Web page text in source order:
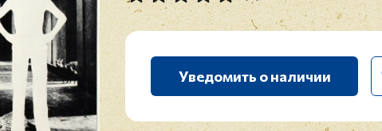
Уведомить о наличии